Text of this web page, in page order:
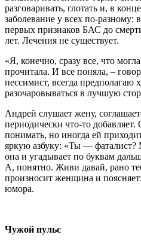
разговаривать, глотать и, в
заболевание у всех по-разному:
первых признаков БАС до
лет. Лечения не существует.
«Я, конечно, сразу все, что
прочитала. И все поняла, –
пессимист, всегда
разочаровываться в лучшую
Андрей слушает жену,
периодически что-то добавляет.
понимать, но иногда ей
яркую азбуку: «Ты — фаталист?
она и угадывает по буквам
А, понятно. Живи давай, рано
произносит женщина и
юмора.
Чужой пульс